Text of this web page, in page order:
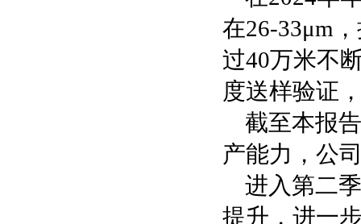
在26-33μm
过40万米不
度送样验证
截至本报
产能力，公
进入第二
提升，进一